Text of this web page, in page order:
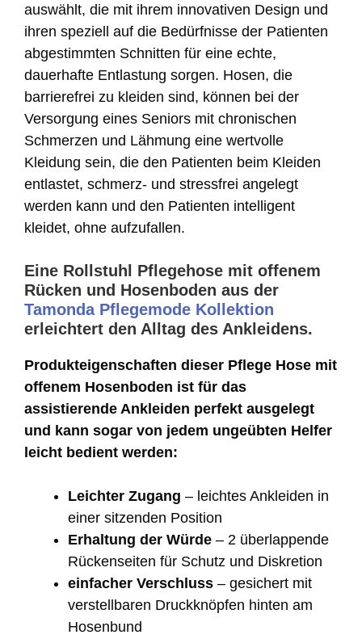
auswählt, die mit ihrem innovativen Design und
ihren speziell auf die Bedürfnisse der Patienten
abgestimmten Schnitten für eine echte,
dauerhafte Entlastung sorgen. Hosen, die
barrierefrei zu kleiden sind, können bei der
Versorgung eines Seniors mit chronischen
Schmerzen und Lähmung eine wertvolle
Kleidung sein, die den Patienten beim Kleiden
entlastet, schmerz- und stressfrei angelegt
werden kann und den Patienten intelligent
kleidet, ohne aufzufallen.
Eine Rollstuhl Pflegehose mit offenem
Rücken und Hosenboden aus der
Tamonda Pflegemode Kollektion
erleichtert den Alltag des Ankleidens.
Produkteigenschaften dieser Pflege Hose mit
offenem Hosenboden ist für das
assistierende Ankleiden perfekt ausgelegt
und kann sogar von jedem ungeübten Helfer
leicht bedient werden:
Leichter Zugang – leichtes Ankleiden in
einer sitzenden Position
Erhaltung der Würde – 2 überlappende
Rückenseiten für Schutz und Diskretion
einfacher Verschluss – gesichert mit
verstellbaren Druckknöpfen hinten am
Hosenbund